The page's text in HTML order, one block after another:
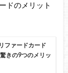
ドのメリット
ファードカード
きの9つのメリッ